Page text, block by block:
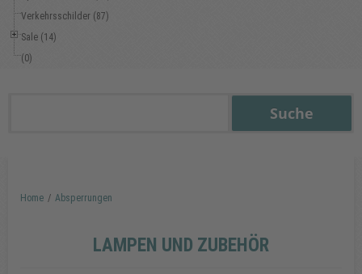
Verkehrsschilder (87)
Sale (14)
(0)
Home / Absperrungen
LAMPEN UND ZUBEHÖR